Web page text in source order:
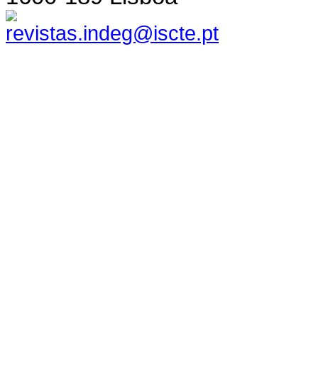
revistas.indeg@iscte.pt